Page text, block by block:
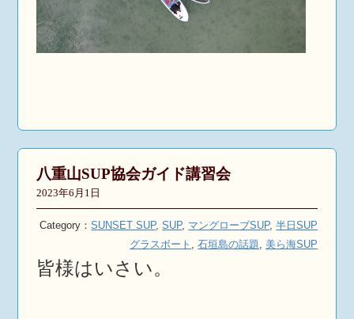
八重山SUP協会ガイド講習会
2023年6月1日
Category：SUNSET SUP,SUP, マングローブSUP,半日SUP
グラスボート ,石垣島の話題,美ら海SUP
皆様はいさい。